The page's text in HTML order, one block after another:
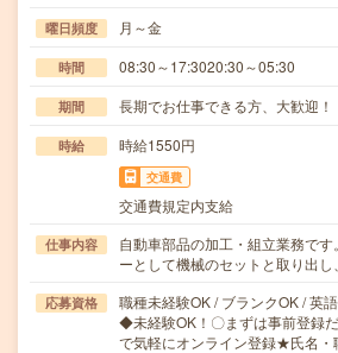
曜日頻度 月～金
時間 08:30～17:3020:30～05:30
期間 長期でお仕事できる方、大歓迎！
時給 時給1550円
交通費
交通費規定内支給
仕事内容
自動車部品の加工・組立業務で
ーとして機械のセットと取り出
応募資格
職種未経験OK / ブランクOK / 英
◆未経験OK！〇まずは事前登録
で気軽にオンライン登録★氏名